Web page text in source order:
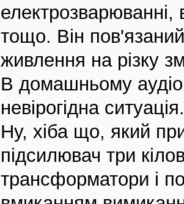
електрозварюванні,
тощо. Він
живлення на різку
В домашньому
невірогідна
Ну, хіба що, який
підсилювач три
трансформатори і